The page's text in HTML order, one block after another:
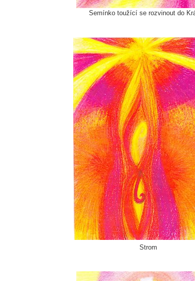
Semínko toužící se rozvinout do
Strom